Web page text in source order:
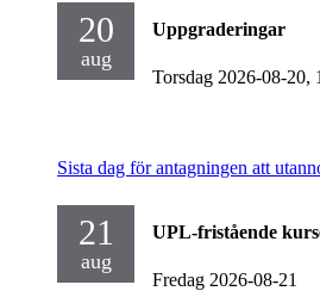
20
aug
Uppgraderingar
Torsdag 2026-08-20,
Sista dag för antagningen att
21
aug
UPL-fristående
Fredag 2026-08-21